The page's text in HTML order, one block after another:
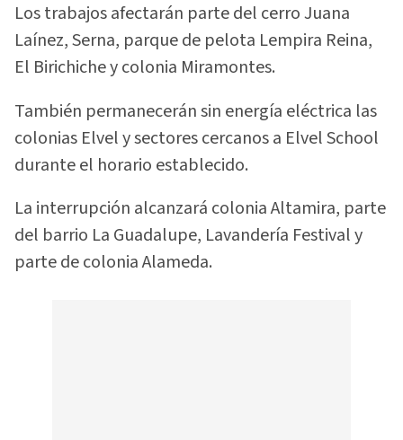
Los trabajos afectarán parte del cerro Juana
Laínez, Serna, parque de pelota Lempira Reina,
El Birichiche y colonia Miramontes.
También permanecerán sin energía eléctrica las
colonias Elvel y sectores cercanos a Elvel School
durante el horario establecido.
La interrupción alcanzará colonia Altamira, parte
del barrio La Guadalupe, Lavandería Festival y
parte de colonia Alameda.